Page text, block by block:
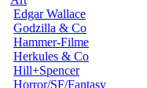
Edgar Wallace
Godzilla & Co
Hammer-Filme
Herkules & Co
Hill+Spencer
Horror/SF/Fantasy